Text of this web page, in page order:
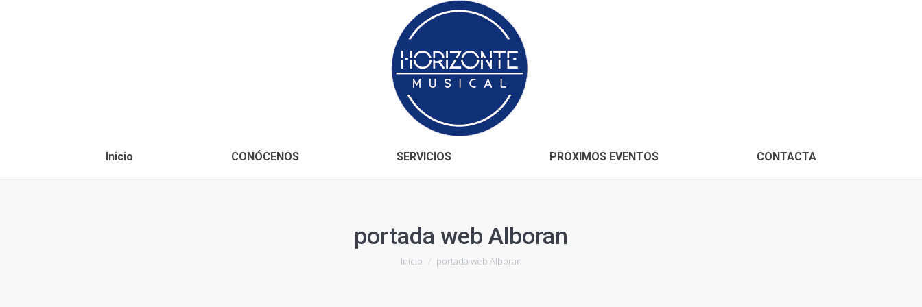
Inicio CONÓCENOS SERVICIOS PROXIMOS EVENTOS CONTACTA
portada web Alboran
Estás aquí:
Inicio portada web Alboran
CONÓCENOS